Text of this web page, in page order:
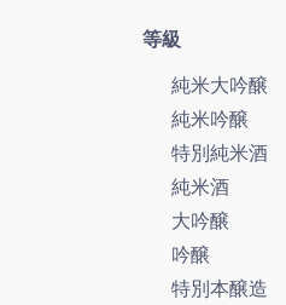
等級
純米大吟醸
純米吟醸
特別純米酒
純米酒
大吟醸
吟醸
特別本醸造